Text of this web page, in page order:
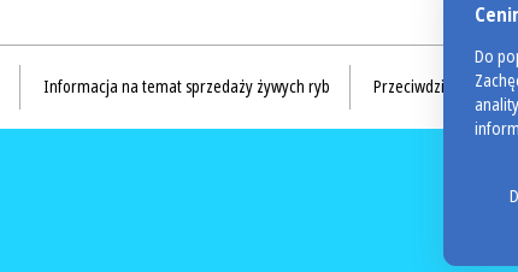
Informacja na temat sprzedaży żywych ryb Przeciwdziałanie
Do